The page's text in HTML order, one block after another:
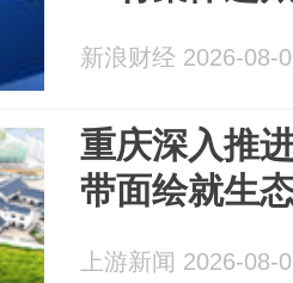
新浪财经 2026-08-
重庆深入推
带面绘就生
上游新闻 2026-08-